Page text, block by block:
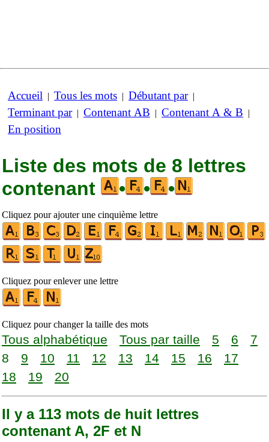
Accueil | Tous les mots | Débutant par|
Terminant par| Contenant AB | Contenant A & B |
En position
Liste des mots de 8 lettres
contenant
• • •
Cliquez pour ajouter une cinquième lettre
Cliquez pour enlever une lettre
Cliquez pour changer la taille des mots
Tous alphabétique Tous par taille 5 6
7
8
9 10 11 12 13 14 15 16
17
18
19 20
Il y a 113 mots de huit lettres
contenant A, 2F et N